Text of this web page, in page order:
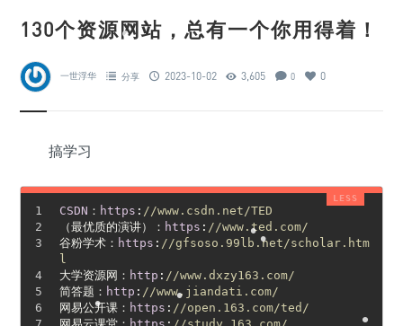
130个资源网站，总有一个你用得着！
一世浮华 分享 2023-10-02 3,605 0 0
搞学习
CSDN ： https : //www.csdn.net/TED
（最优质的演讲）： https : //www.ted.com/
谷粉学术： https : //gfsoso.99lb.net/scholar.htm
l
大学资源网： http : //www.dxzy163.com/
简答题： http : //www.jiandati.com/
网易公开课： https : //open.163.com/ted/
•
•
• •
•
•
•
•
•
•